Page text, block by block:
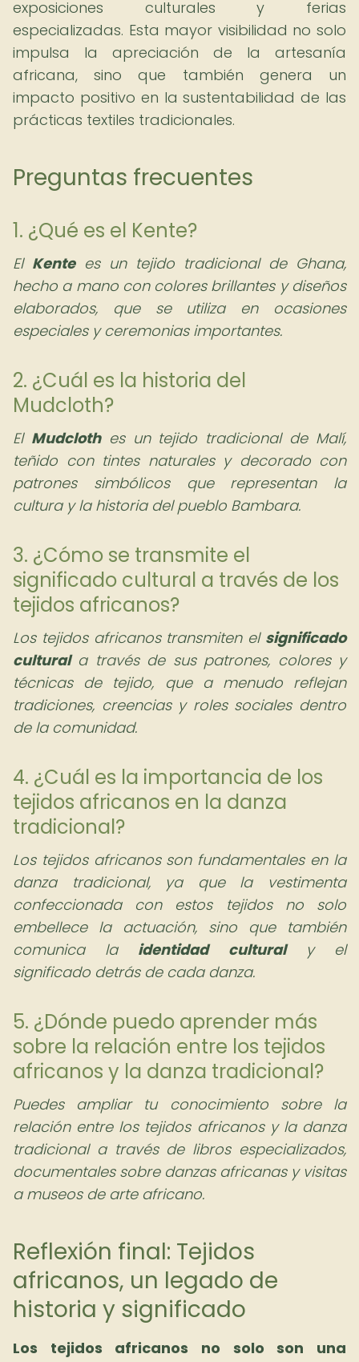
exposiciones culturales y ferias
especializadas. Esta mayor visibilidad no solo
impulsa la apreciación de la artesanía
africana, sino que también genera un
impacto positivo en la sustentabilidad de las
prácticas textiles tradicionales.
Preguntas frecuentes
1. ¿Qué es el Kente?
El Kentees un tejido tradicional de Ghana,
hecho a mano con colores brillantes y diseños
elaborados, que se utiliza en ocasiones
especiales y ceremonias importantes.
2. ¿Cuál es la historia del
Mudcloth?
El Mudclothes un tejido tradicional de Malí,
teñido con tintes naturales y decorado con
patrones simbólicos que representan la
cultura y la historia del pueblo Bambara.
3. ¿Cómo se transmite el
significado cultural a través de los
tejidos africanos?
Los tejidos africanos transmiten el significado
culturala través de sus patrones, colores y
técnicas de tejido, que a menudo reflejan
tradiciones, creencias y roles sociales dentro
de la comunidad.
4. ¿Cuál es la importancia de los
tejidos africanos en la danza
tradicional?
Los tejidos africanos son fundamentales en la
danza tradicional, ya que la vestimenta
confeccionada con estos tejidos no solo
embellece la actuación, sino que también
comunica la identidad culturaly el
significado detrás de cada danza.
5. ¿Dónde puedo aprender más
sobre la relación entre los tejidos
africanos y la danza tradicional?
Puedes ampliar tu conocimiento sobre la
relación entre los tejidos africanos y la danza
tradicional a través de libros especializados,
documentales sobre danzas africanas y visitas
a museos de arte africano.
Reflexión final: Tejidos
africanos, un legado de
historia y significado
Los tejidos africanos no solo son una